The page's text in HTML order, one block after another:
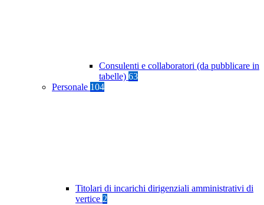
Consulenti e collaboratori (da pubblicare in
tabelle) 63
Personale 104
Titolari di incarichi dirigenziali amministrativi di
vertice 2